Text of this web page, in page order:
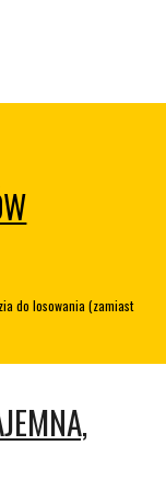
do losowania (zamiast